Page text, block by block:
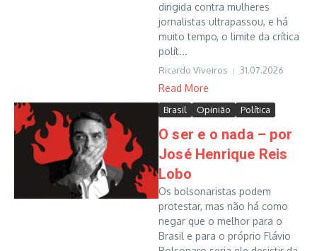
dirigida contra mulheres
jornalistas ultrapassou, e há
muito tempo, o limite da crítica
polít...
Ricardo Viveiros 31.07.2026
Read More
Brasil Opinião Política
O ser e o nada – por
José Henrique Reis
Lobo
Os bolsonaristas podem
protestar, mas não há como
negar que o melhor para o
Brasil e para o próprio Flávio